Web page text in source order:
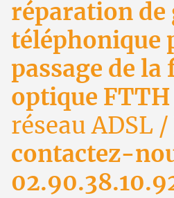
réparation de
téléphonique
passage de la
optique FTTH
réseau ADSL /
contactez-